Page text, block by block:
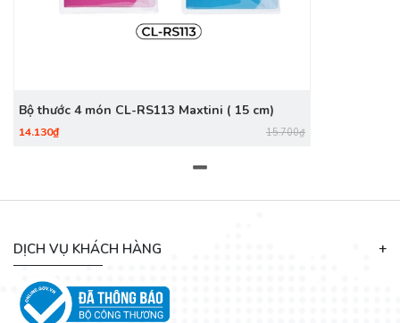
Bộ thước 4 món CL-RS113 Maxtini ( 15 cm)
14.130₫ 15.700₫
DỊCH VỤ KHÁCH HÀNG